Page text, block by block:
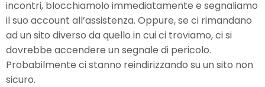
incontri, blocchiamolo immediatamente e segnaliamo
il suo account all’assistenza. Oppure, se ci rimandano
ad un sito diverso da quello in cui ci troviamo, ci si
dovrebbe accendere un segnale di pericolo.
Probabilmente ci stanno reindirizzando su un sito non
sicuro.